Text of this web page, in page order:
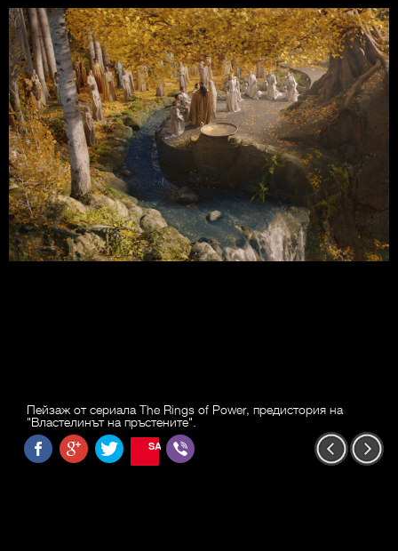
Пейзаж от сериала The Rings of Power, предистория на
"Властелинът на пръстените".
SAVE